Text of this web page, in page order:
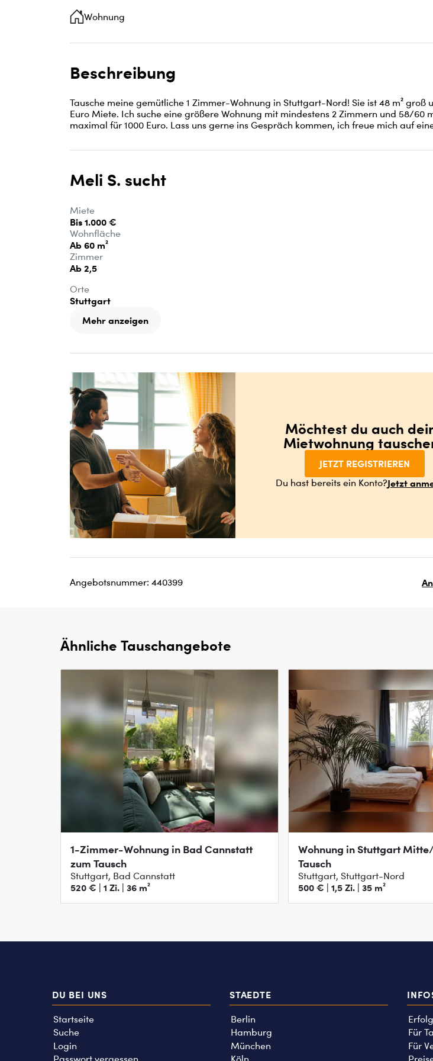
Wohnung
Beschreibung
Tausche meine gemütliche 1 Zimmer-Wohnung in Stuttgart-Nord! Sie ist 48 m² groß
Euro Miete. Ich suche eine größere Wohnung mit mindestens 2 Zimmern und 58/60
maximal für 1000 Euro. Lass uns gerne ins Gespräch kommen, ich freue mich auf
Meli S. sucht
Miete
Bis 1.000 €
Wohnfläche
Ab 60 m²
Zimmer
Ab 2,5
Orte
Stuttgart
Mehr anzeigen
Möchtest du auch
Mietwohnung
JETZT REGISTRIEREN
Du hast bereits ein Konto?Jetzt
Angebotsnummer: 440399
Ähnliche Tauschangebote
1-Zimmer-Wohnung in Bad Cannstatt
zum Tausch
Stuttgart, Bad Cannstatt
520 € | 1 Zi. | 36 m²
Wohnung in Stuttgart
Tausch
Stuttgart, Stuttgart-Nord
500 € | 1,5 Zi. | 35 m²
DU BEI UNS
Startseite
Suche
Login
STAEDTE
Berlin
Hamburg
München
Für
Für